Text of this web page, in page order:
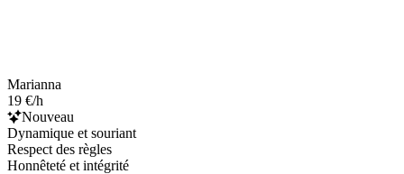
Marianna
19 €/h
Nouveau
Dynamique et souriant
Respect des règles
Honnêteté et intégrité